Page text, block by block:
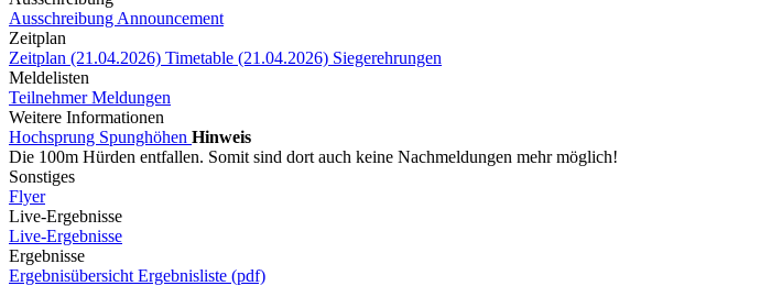
Ausschreibung Announcement
Zeitplan
Zeitplan (21.04.2026) Timetable (21.04.2026) Siegerehrungen
Meldelisten
TeilnehmerMeldungen
Weitere Informationen
Hochsprung Spunghöhen Hinweis
Die 100m Hürden entfallen. Somit sind dort auch keine Nachmeldungen mehr möglich!
Sonstiges
Flyer
Live-Ergebnisse
Live-Ergebnisse
Ergebnisse
Ergebnisübersicht Ergebnisliste (pdf)